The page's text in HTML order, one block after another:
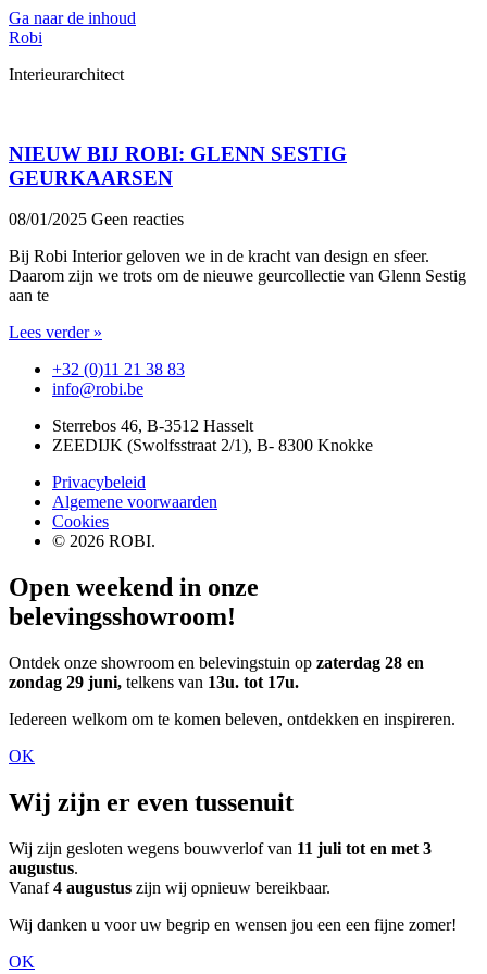
Ga naar de inhoud
Robi
Interieurarchitect
NIEUW BIJ ROBI: GLENN SESTIG
GEURKAARSEN
08/01/2025 Geen reacties
Bij Robi Interior geloven we in de kracht van design en sfeer.
Daarom zijn we trots om de nieuwe geurcollectie van Glenn Sestig
aan te
Lees verder »
+32 (0)11 21 38 83
info@robi.be
Sterrebos 46, B-3512 Hasselt
ZEEDIJK (Swolfsstraat 2/1), B- 8300 Knokke
Privacybeleid
Algemene voorwaarden
Cookies
© 2026 ROBI.
Open weekend in onze
belevingsshowroom!
Ontdek onze showroom en belevingstuin op zaterdag 28 en
zondag 29 juni, telkens van 13u. tot 17u.
Iedereen welkom om te komen beleven, ontdekken en inspireren.
OK
Wij zijn er even tussenuit
Wij zijn gesloten wegens bouwverlof van 11 juli tot en met 3
augustus.
Vanaf4 augustus zijn wij opnieuw bereikbaar.
Wij danken u voor uw begrip en wensen jou een een fijne zomer!
OK